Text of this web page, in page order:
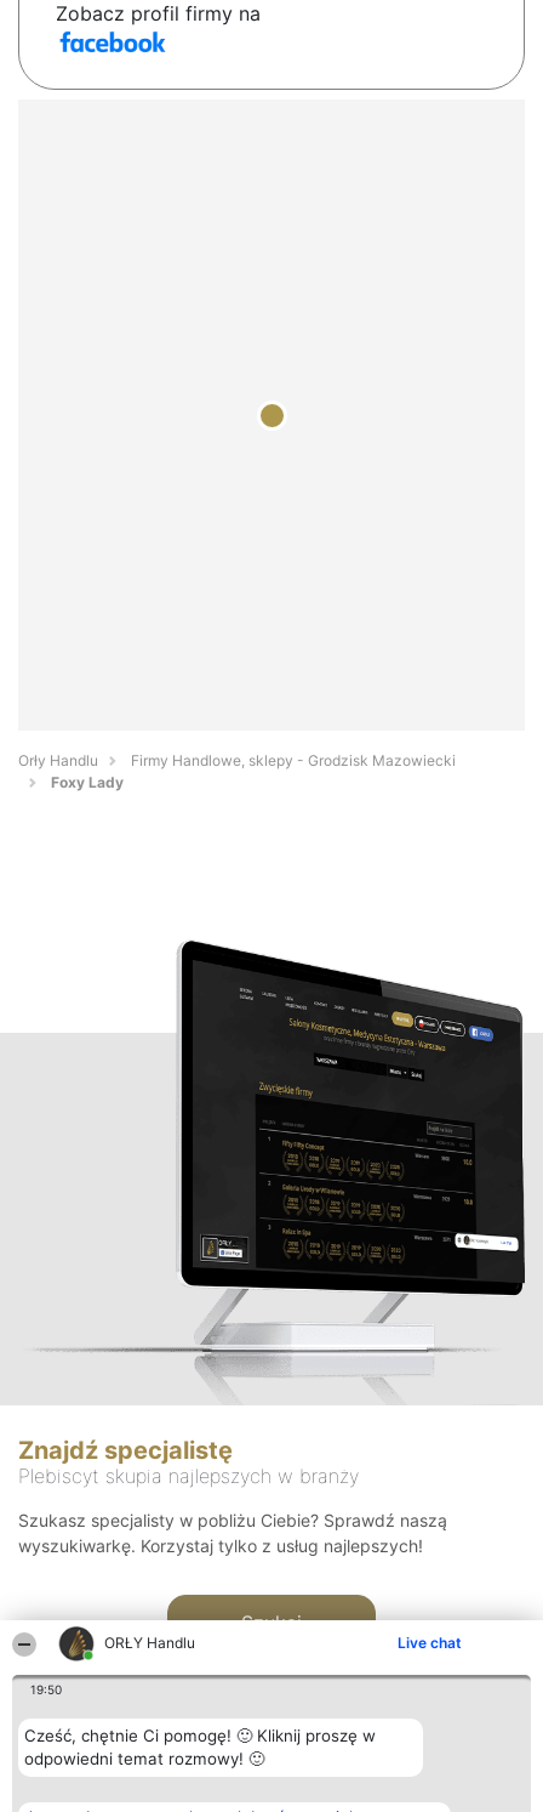
ORŁY Handlu Live chat
19:50
Cześć, chętnie Ci pomogę! 🙂 Kliknij proszę w
odpowiedni temat rozmowy! 🙂
Zobacz profil firmy na
Orły Handlu
Firmy Handlowe, sklepy - Grodzisk Mazowiecki
Foxy Lady
Znajdź specjalistę
Plebiscyt skupia najlepszych w branży
Szukasz specjalisty w pobliżu Ciebie? Sprawdź naszą
wyszukiwarkę. Korzystaj tylko z usług najlepszych!
Szukaj
Organizator plebiscytu Plebiscyt Kontakt